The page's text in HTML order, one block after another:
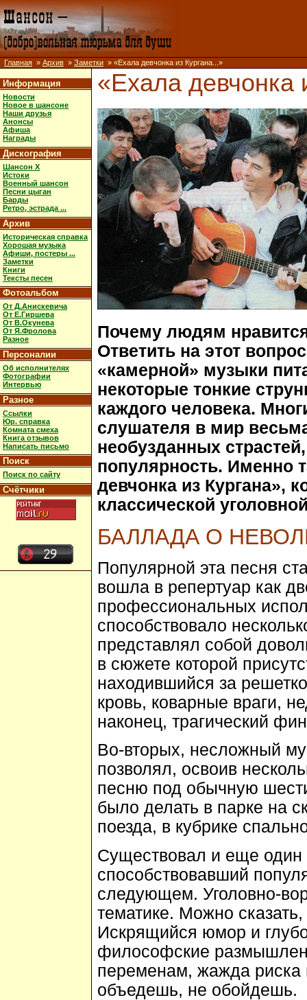
Главная » Архив » Заметки » «Ехала девчонка из Кургана...»
Информация
Новости
Новое в шансоне
Наши друзья
Анонсы
Афиша
Награды
Дискография
Шансон X
Истоки
Военный шансон
Песни цыган
Барды
Ретро, эстрада ...
Архив
Историческая справка
Хорошая музыка
Афиши, постеры ...
Заметки
Книги
Тексты песен
Фотоальбом
От Д.Анискевича
От Е.Гиршева
От В.Окунева
От Я.Фролова
Разное
Персоналии
Об исполнителях
Фотографии
Интервью
Разное
Ссылки
Юр. справка
Комната смеха
Книга отзывов
Написать письмо
Поиск
Поиск по сайту
Счётчики
«Ехала девчонка
Почему людям
Ответить на этот
«камерной» музыки
некоторые тонкие
каждого человека.
слушателя в мир
необузданных
популярность. Именно
девчонка из Кургана»,
классической
БАЛЛАДА О
Популярной эта песня
вошла в репертуар как
профессиональных
способствовало
представлял собой
в сюжете которой
находившийся за
кровь, коварные враги,
наконец, трагический
Во-вторых, несложный
позволял, освоив
песню под обычную
было делать в парке на
поезда, в кубрике
Существовал и еще один
способствовавший
следующем. Уголовно-
тематике. Можно сказать,
Искрящийся юмор и
философские
переменам, жажда
объедешь, не обойдешь.